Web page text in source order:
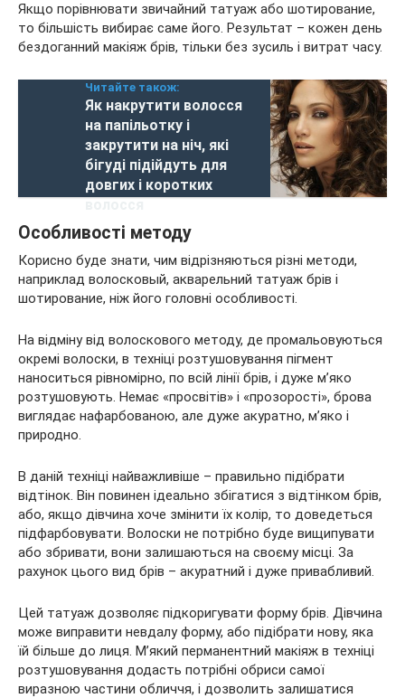
Якщо порівнювати звичайний татуаж або шотирование,
то більшість вибирає саме його. Результат – кожен день
бездоганний макіяж брів, тільки без зусиль і витрат часу.
Читайте також:
Як накрутити волосся
на папільотку і
закрутити на ніч, які
бігуді підійдуть для
довгих і коротких
Особливості методу
Корисно буде знати, чим відрізняються різні методи,
наприклад волосковый, акварельний татуаж брів і
шотирование, ніж його головні особливості.
На відміну від волоскового методу, де промальовуються
окремі волоски, в техніці розтушовування пігмент
наноситься рівномірно, по всій лінії брів, і дуже м’яко
розтушовують. Немає «просвітів» і «прозорості», брова
виглядає нафарбованою, але дуже акуратно, м’яко і
природно.
В даній техніці найважливіше – правильно підібрати
відтінок. Він повинен ідеально збігатися з відтінком брів,
або, якщо дівчина хоче змінити їх колір, то доведеться
підфарбовувати. Волоски не потрібно буде вищипувати
або збривати, вони залишаються на своєму місці. За
рахунок цього вид брів – акуратний і дуже привабливий.
Цей татуаж дозволяє підкоригувати форму брів. Дівчина
може виправити невдалу форму, або підібрати нову, яка
їй більше до лиця. М’який перманентний макіяж в техніці
розтушовування додасть потрібні обриси самої
виразною частини обличчя, і дозволить залишатися